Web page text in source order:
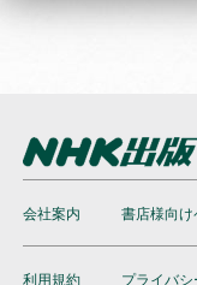
会社案内 書店様向け
利用規約 プライバ